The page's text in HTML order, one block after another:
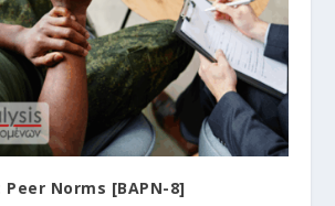
Norms [BAPN-8]